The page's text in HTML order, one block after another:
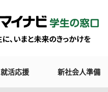
就活応援 新社会人準備